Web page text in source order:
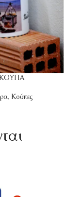
ΚΟΥΠΑ
, Κούπες